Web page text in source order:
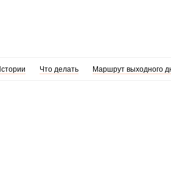
Что делать Маршрут выходного